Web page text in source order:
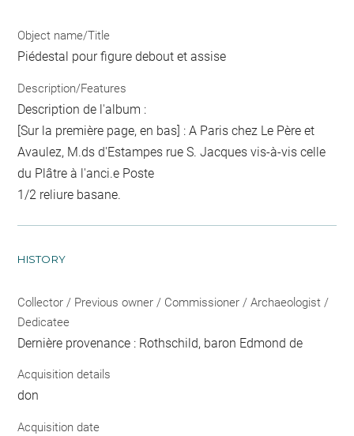
Object name/Title
Piédestal pour figure debout et assise
Description/Features
Description de l'album :
[Sur la première page, en bas] : A Paris chez Le Père et
Avaulez, M.ds d'Estampes rue S. Jacques vis-à-vis celle
du Plâtre à l'anci.e Poste
1/2 reliure basane.
HISTORY
Collector / Previous owner / Commissioner / Archaeologist /
Dedicatee
Dernière provenance : Rothschild, baron Edmond de
Acquisition details
don
Acquisition date